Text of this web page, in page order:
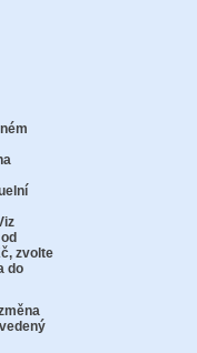
zvolte
do